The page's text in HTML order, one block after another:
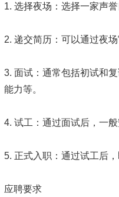
1. 选择夜场：选择一家声
2. 递交简历：可以通过夜
3. 面试：通常包括初试和
能力等。
4. 试工：通过面试后，一
5. 正式入职：通过试工后，
应聘要求